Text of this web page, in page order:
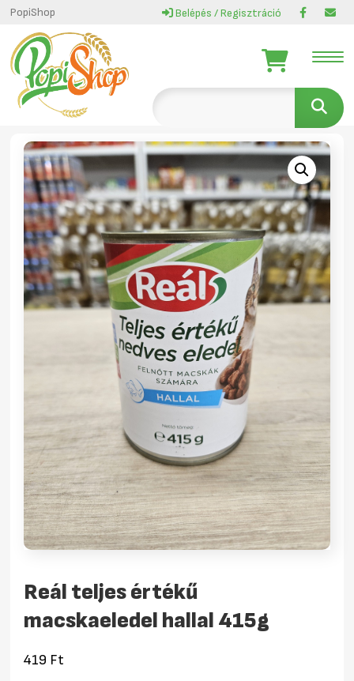
PopiShop Belépés / Regisztráció
Reál teljes értékű
macskaeledel hallal 415g
419 Ft